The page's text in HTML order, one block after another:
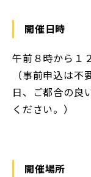
開催日時
午前８時から１
（事前申込は
日、ご都合の良
ください。）
開催場所